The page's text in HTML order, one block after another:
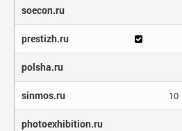
soecon.ru
prestizh.ru
polsha.ru
sinmos.ru 10
photoexhibition.ru